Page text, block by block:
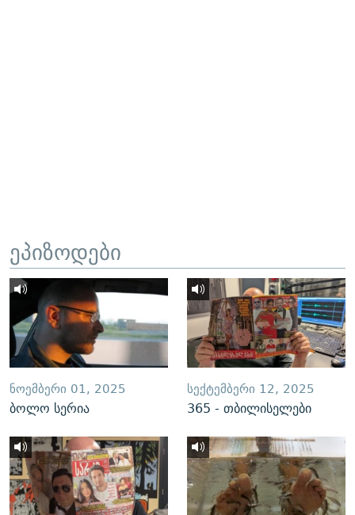
ეპიზოდები
ᲜᲝᲔᲛᲑᲔᲠᲘ 01, 2025
ბოლო სერია
ᲡᲔᲥᲢᲔᲛᲑᲔᲠᲘ 12, 2025
365 - თბილისელები